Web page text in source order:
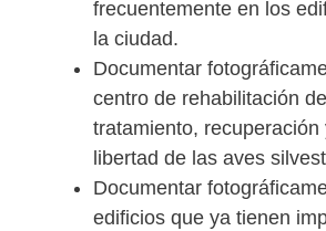
frecuentemente en los
la ciudad.
Documentar
centro de rehabilitación
tratamiento, recuperación
libertad de las aves
Documentar
edificios que ya tienen